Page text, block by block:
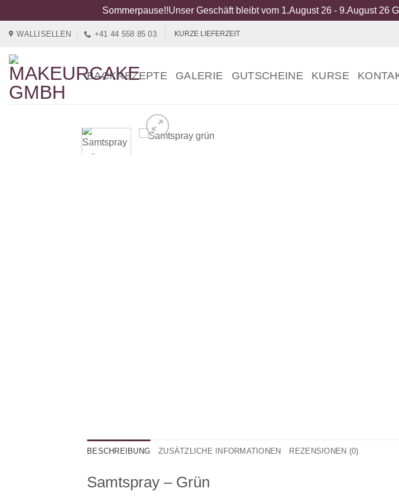
Sommerpause!!Unser Geschäft bleibt vom 1.August 26 - 9.August
springen
WALLISELLEN +41 44 558 85 03 KURZE LIEFERZEIT
BACKREZEPTE GALERIE GUTSCHEINE KURSE
BESCHREIBUNG ZUSÄTZLICHE INFORMATIONEN REZENSIONEN (0)
Samtspray – Grün